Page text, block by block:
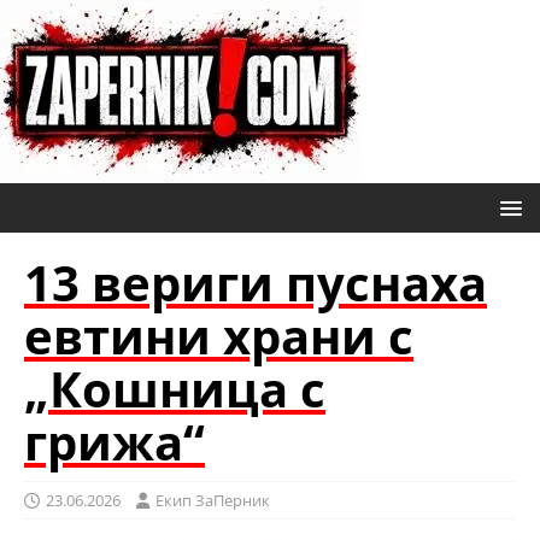
13 вериги пуснаха
евтини храни с
„Кошница с
грижа“
23.06.2026 Eкип ЗаПерник